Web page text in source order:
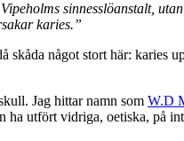
sinnesslöanstalt,
karies.”
skåda något stort här: karies
Jag hittar namn som W.D
ha utfört vidriga, oetiska, på